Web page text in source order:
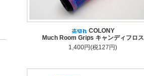
COLONY
Much Room Grips キャンディフロス
1,400円(税127円)